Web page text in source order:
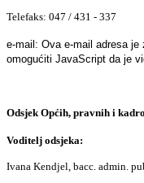
Telefaks: 047 / 431 - 337
e-mail: Ova e-mail adresa je
omogućiti JavaScript da je
Odsjek Općih, pravnih i
Voditelj odsjeka:
Ivana Kendjel, bacc. admin.